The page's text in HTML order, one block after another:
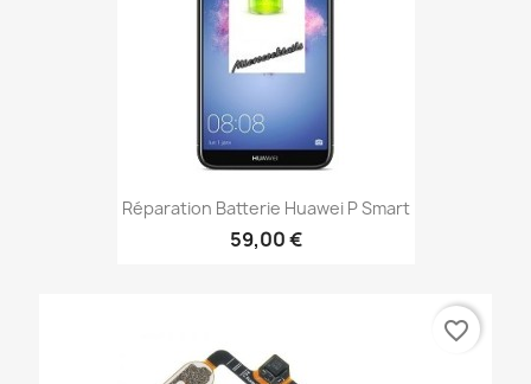
Réparation Batterie Huawei P Smart
59,00 €
favorite_border